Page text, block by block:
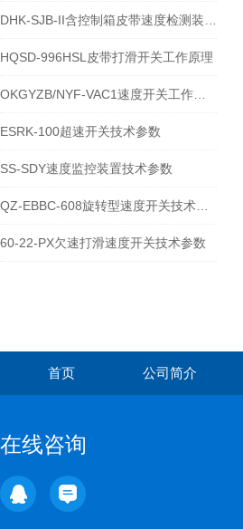
HQSD-996HSL皮带打滑开关工作原理
ESRK-100超速开关技术参数
SS-SDY速度监控装置技术参数
60-22-PX欠速打滑速度开关技术参数
首页 公司简介
在线咨询